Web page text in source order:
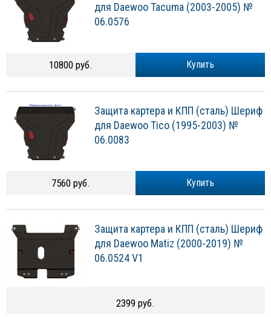
для Daewoo Tacuma (2003-2005) №
06.0576
Купить
10800 руб.
Защита картера и КПП (сталь) Шериф
для Daewoo Tico (1995-2003) №
06.0083
Купить
7560 руб.
Защита картера и КПП (сталь) Шериф
для Daewoo Matiz (2000-2019) №
06.0524 V1
2399 руб.